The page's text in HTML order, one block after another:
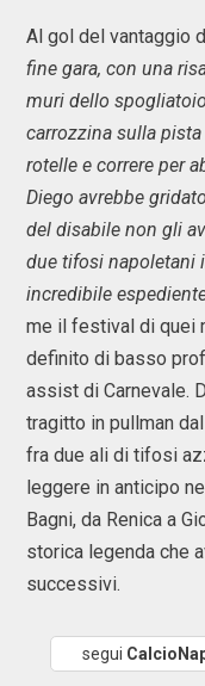
Al gol del vantaggio
fine gara, con una
muri dello
carrozzina sulla
rotelle e correre per
Diego avrebbe
del disabile non gli
due tifosi napoletani
incredibile
me il festival di quei
definito di basso
assist di Carnevale.
tragitto in pullman
fra due ali di tifosi
leggere in anticipo
Bagni, da Renica a
storica legenda che
successivi.
segui